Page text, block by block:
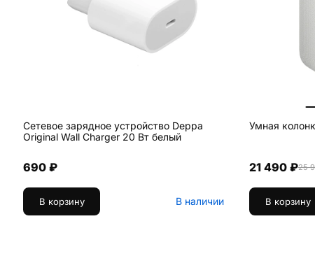
Сетевое зарядное устройство Deppa
Original Wall Charger 20 Вт белый
690 ₽
В корзину В наличии
Умная
21 490 ₽25
В корзину